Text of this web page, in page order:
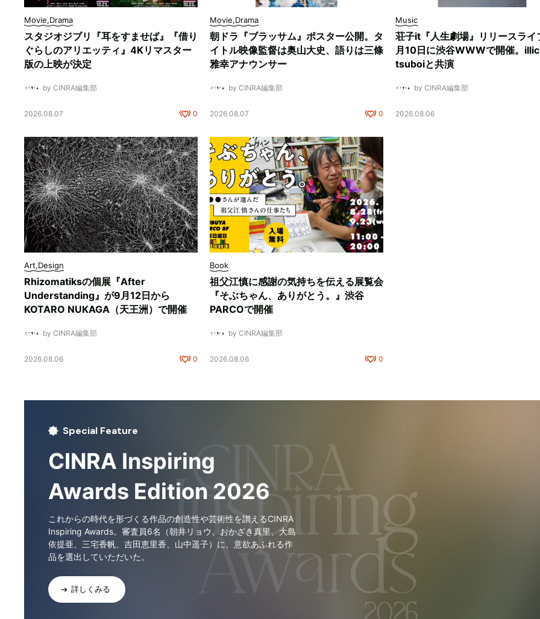
Movie,Drama
スタジオジブリ『耳をすませば』『借り
ぐらしのアリエッティ』4Kリマスター
版の上映が決定
by CINRA編集部
2026.08.07 0
Movie,Drama
朝ドラ『ブラッサム』ポスター公開。タ
イトル映像監督は奥山大史、語りは三條
雅幸アナウンサー
by CINRA編集部
2026.08.07 0
Music
荘子it『人生劇場』リリースライ
月10日に渋谷WWWで開催。
tsuboiと共演
by CINRA編集部
2026.08.06
Art,Design
Rhizomatiksの個展『After
Understanding』が9月12日から
KOTARO NUKAGA（天王洲）で開催
by CINRA編集部
2026.08.06 0
Book
祖父江慎に感謝の気持ちを伝える展覧会
『そぶちゃん、ありがとう。』渋谷
PARCOで開催
by CINRA編集部
2026.08.06 0
Special Feature
CINRA Inspiring
Awards Edition 2026
これからの時代を形づくる作品の創造性や芸術性を讃えるCINRA
Inspiring Awards。審査員6名（朝井リョウ、おかざき真里、大島
依提亜、三宅香帆、吉田恵里香、山中遥子）に、意欲あふれる作
品を選出していただいた。
詳しくみる